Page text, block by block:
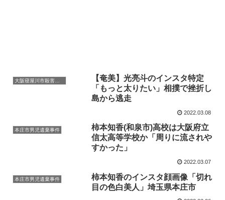
【奄美】光亮斗のインスタ特定
「もっと太りたい」相撲で挫折し
島から逃走
2022.03.08
本庄市男児遺棄事件
柿本知香(和泉市)高校は大阪府立
信太高等学校か「周りに流されや
すかった」
2022.03.07
本庄市男児遺棄事件
柿本知香のインスタ顔画像「切れ
目の色白美人」埼玉県本庄市